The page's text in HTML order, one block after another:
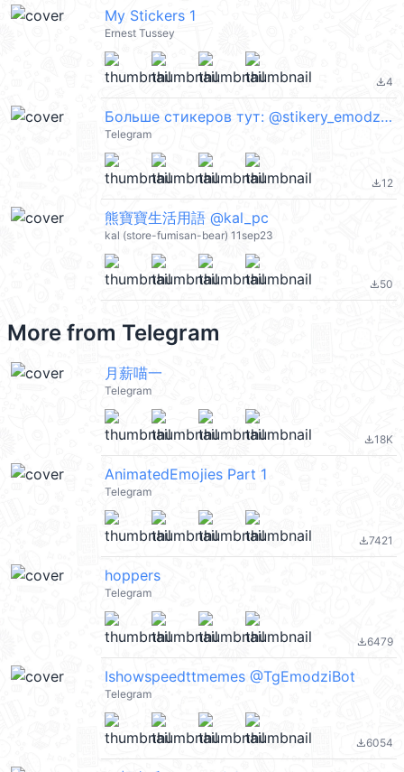
My Stickers 1
Ernest Tussey
file_download4
Больше стикеров тут: @stikery_emodzi_memy
Telegram
file_download12
熊寶寶生活用語 @kal_pc
kal (store-fumisan-bear) 11sep23
file_download50
More from Telegram
月薪喵一
Telegram
file_download18K
AnimatedEmojies Part 1
Telegram
file_download7421
hoppers
Telegram
file_download6479
Ishowspeedttmemes @TgEmodziBot
Telegram
file_download6054